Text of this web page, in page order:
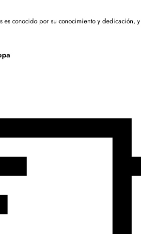
es conocido por su conocimiento y dedicación,